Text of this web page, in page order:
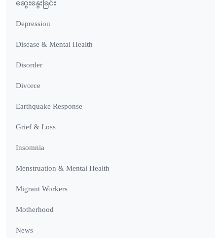
ဆွေးနွေးခြင်း
Depression
Disease & Mental Health
Disorder
Divorce
Earthquake Response
Grief & Loss
Insomnia
Menstruation & Mental Health
Migrant Workers
Motherhood
News